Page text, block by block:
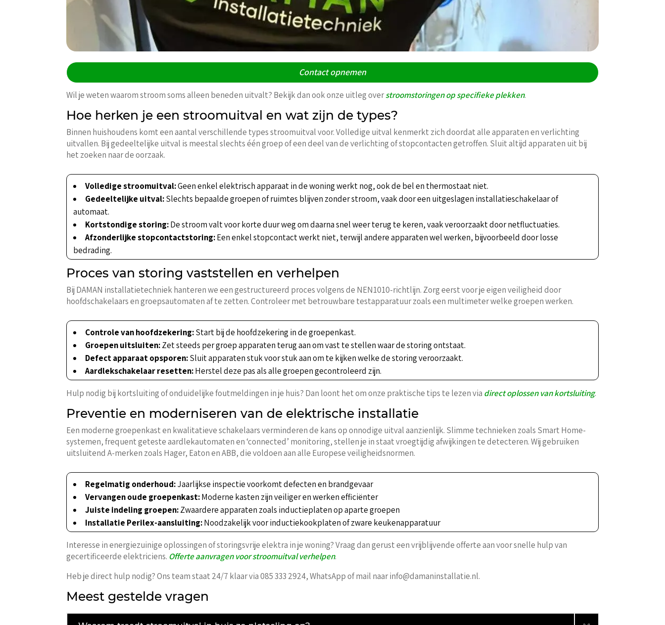
Contact opnemen
Wil je weten waarom stroom soms alleen beneden uitvalt? Bekijk dan ook onze uitleg overstroomstoringen op specifieke plekken.
Hoe herken je een stroomuitval en wat zijn de types?
Binnen huishoudens komt een aantal verschillende types stroomuitval voor. Volledige uitval kenmerkt zich doordat alle apparaten en verlichting
uitvallen. Bij gedeeltelijke uitval is meestal slechts één groep of een deel van de verlichting of stopcontacten getroffen. Sluit altijd apparaten uit bij
het zoeken naar de oorzaak.
Volledige stroomuitval:Geen enkel elektrisch apparaat in de woning werkt nog, ook de bel en thermostaat niet.
Gedeeltelijke uitval:Slechts bepaalde groepen of ruimtes blijven zonder stroom, vaak door een uitgeslagen installatieschakelaar of
automaat.
Kortstondige storing:De stroom valt voor korte duur weg om daarna snel weer terug te keren, vaak veroorzaakt door netfluctuaties.
Afzonderlijke stopcontactstoring:Een enkel stopcontact werkt niet, terwijl andere apparaten wel werken, bijvoorbeeld door losse
bedrading.
Proces van storing vaststellen en verhelpen
Bij DAMAN installatietechniek hanteren we een gestructureerd proces volgens de NEN1010-richtlijn. Zorg eerst voor je eigen veiligheid door
hoofdschakelaars en groepsautomaten af te zetten. Controleer met betrouwbare testapparatuur zoals een multimeter welke groepen werken.
Controle van hoofdzekering:Start bij de hoofdzekering in de groepenkast.
Groepen uitsluiten:Zet steeds per groep apparaten terug aan om vast te stellen waar de storing ontstaat.
Defect apparaat opsporen:Sluit apparaten stuk voor stuk aan om te kijken welke de storing veroorzaakt.
Aardlekschakelaar resetten:Herstel deze pas als alle groepen gecontroleerd zijn.
Hulp nodig bij kortsluiting of onduidelijke foutmeldingen in je huis? Dan loont het om onze praktische tips te lezen via direct oplossen van kortsluiting.
Preventie en moderniseren van de elektrische installatie
Een moderne groepenkast en kwalitatieve schakelaars verminderen de kans op onnodige uitval aanzienlijk. Slimme technieken zoals Smart Home-
systemen, frequent geteste aardlekautomaten en ‘connected’ monitoring, stellen je in staat vroegtijdig afwijkingen te detecteren. Wij gebruiken
uitsluitend A-merken zoals Hager, Eaton en ABB, die voldoen aan alle Europese veiligheidsnormen.
Regelmatig onderhoud:Jaarlijkse inspectie voorkomt defecten en brandgevaar
Vervangen oude groepenkast:Moderne kasten zijn veiliger en werken efficiënter
Juiste indeling groepen:Zwaardere apparaten zoals inductieplaten op aparte groepen
Installatie Perilex-aansluiting:Noodzakelijk voor inductiekookplaten of zware keukenapparatuur
Interesse in energiezuinige oplossingen of storingsvrije elektra in je woning? Vraag dan gerust een vrijblijvende offerte aan voor snelle hulp van
gecertificeerde elektriciens. Offerte aanvragen voor stroomuitval verhelpen.
Heb je direct hulp nodig? Ons team staat 24/7 klaar via 085 333 2924, WhatsApp of mail naar info@damaninstallatie.nl.
Meest gestelde vragen